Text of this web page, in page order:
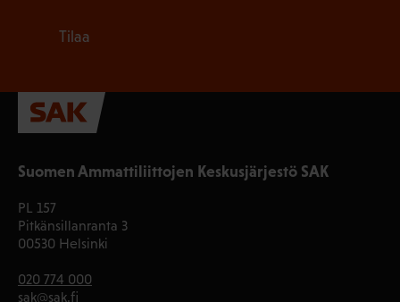
Suomen Ammattiliittojen Keskusjärjestö SAK
PL 157
Pitkänsillanranta 3
00530 Helsinki
020 774 000
sak@sak.fi
Tilaa